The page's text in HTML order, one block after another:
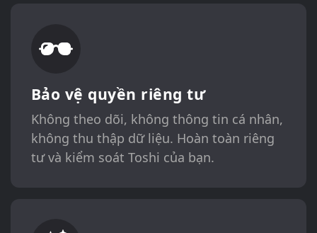
Bảo vệ quyền riêng tư
Không theo dõi, không thông tin cá nhân,
không thu thập dữ liệu. Hoàn toàn riêng
tư và kiểm soát Toshi của bạn.